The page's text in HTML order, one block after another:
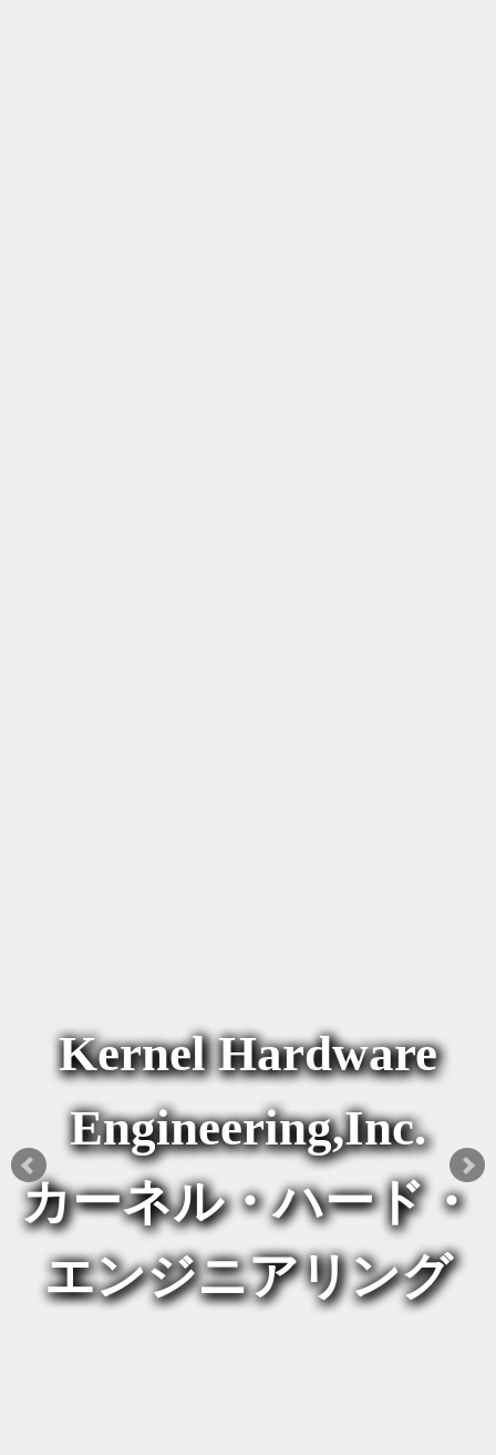
Kernel Hardware
Engineering,Inc.
カーネル・ハード・
エンジニアリング